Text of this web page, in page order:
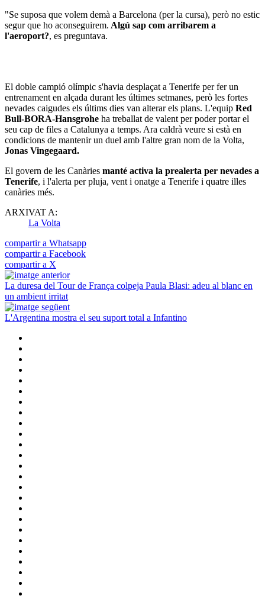
"Se suposa que volem demà a Barcelona (per la cursa), però no estic
segur que ho aconseguirem. Algú sap com arribarem a
l'aeroport?, es preguntava.
El doble campió olímpic s'havia desplaçat a Tenerife per fer un
entrenament en alçada durant les últimes setmanes, però les fortes
nevades caigudes els últims dies van alterar els plans. L'equip Red
Bull-BORA-Hansgrohe ha treballat de valent per poder portar el
seu cap de files a Catalunya a temps. Ara caldrà veure si està en
condicions de mantenir un duel amb l'altre gran nom de la Volta,
Jonas Vingegaard.
El govern de les Canàries manté activa la prealerta per nevades a
Tenerife, i l'alerta per pluja, vent i onatge a Tenerife i quatre illes
canàries més.
ARXIVAT A:
La Volta
compartir a Whatsapp
compartir a Facebook
compartir a X
La duresa del Tour de França colpeja Paula Blasi: adeu al blanc en
un ambient irritat
L'Argentina mostra el seu suport total a Infantino